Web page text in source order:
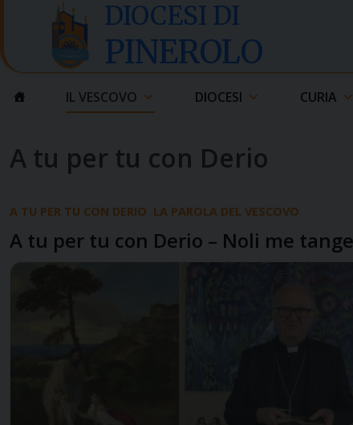
content
DIOCESI DI
PINEROLO
IL VESCOVO DIOCESI CURIA
A tu per tu con Derio
A TU PER TU CON DERIO LA PAROLA DEL VESCOVO
A tu per tu con Derio – Noli me